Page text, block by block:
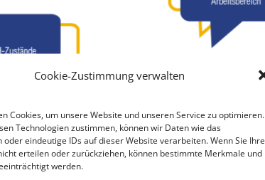
Cookie-Zustimmung verwalten
Cookies, um unsere Website und unseren Service zu optimieren.
Technologien zustimmen, können wir Daten wie das
oder eindeutige IDs auf dieser Website verarbeiten. Wenn Sie Ihre
erteilen oder zurückziehen, können bestimmte Merkmale und
werden.